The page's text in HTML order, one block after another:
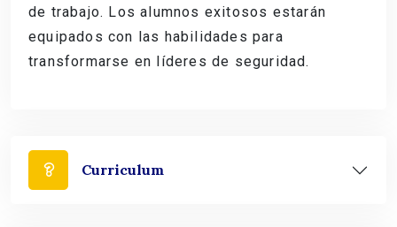
de trabajo. Los alumnos exitosos estarán
equipados con las habilidades para
transformarse en líderes de seguridad.
Curriculum